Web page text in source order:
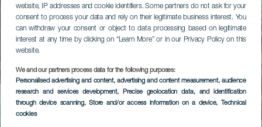
website, IP addresses and cookie identifiers. Some partners do not ask for your
consent to process your data and rely on their legitimate business interest. You
can withdraw your consent or object to data processing based on legitimate
interest at any time by clicking on “Learn More” or in our Privacy Policy on this
website.
We and our partners process data for the following purposes:
Personalised advertising and content, advertising and content measurement, audience
research and services development, Precise geolocation data, and identification
through device scanning, Store and/or access information on a device, Technical
cookies